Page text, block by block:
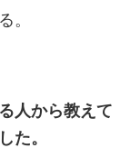
。
人から教えて
た。